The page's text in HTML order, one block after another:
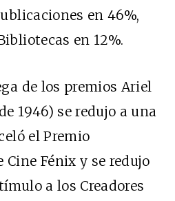
en 46%,
en 12%.
de los premios Ariel
1946) se redujo a una
el Premio
Fénix y se redujo
a los Creadores